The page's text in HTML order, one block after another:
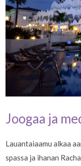
Joogaa ja
Lauantaiaamu alkaa
spassa ja ihanan